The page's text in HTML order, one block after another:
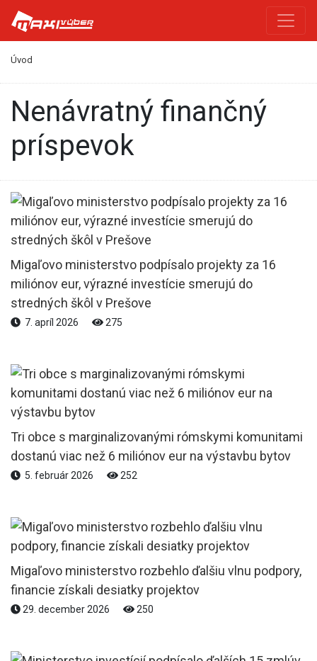
Úvod
Nenávratný finančný
príspevok
Migaľovo ministerstvo podpísalo projekty za 16
miliónov eur, výrazné investície smerujú do
stredných škôl v Prešove
7. apríl 2026 275
Tri obce s marginalizovanými rómskymi komunitami
dostanú viac než 6 miliónov eur na výstavbu bytov
5. február 2026 252
Migaľovo ministerstvo rozbehlo ďalšiu vlnu podpory,
financie získali desiatky projektov
29. december 2026 250